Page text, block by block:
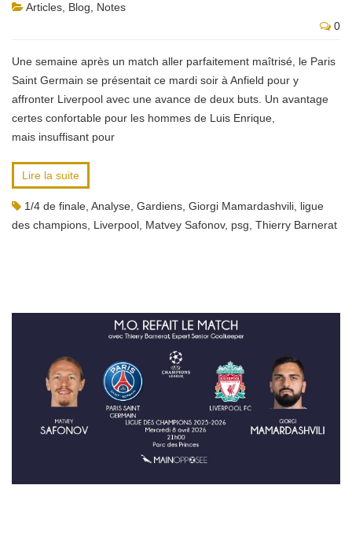
Articles Blog
Notes
0
Une semaine après un match aller parfaitement maîtrisé, le Paris
Saint Germain se présentait ce mardi soir à Anfield pour y
affronter Liverpool avec une avance de deux buts. Un avantage
certes confortable pour les hommes de Luis Enrique,
mais insuffisant pour
Lire la suite
1/4 de finale Analyse Gardiens Giorgi Mamardashvili ligue
des champions Liverpool Matvey Safonov, psg Thierry Barnerat